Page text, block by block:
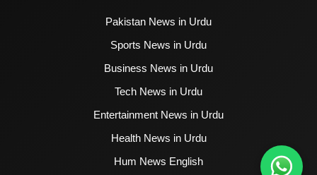
Pakistan News in Urdu
Sports News in Urdu
Business News in Urdu
Tech News in Urdu
Entertainment News in Urdu
Health News in Urdu
Hum News English